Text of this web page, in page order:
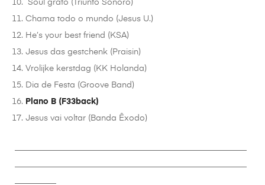
Soul grato (Triunfo Sonoro)
Chama todo o mundo (Jesus U.)
He’s your best friend (KSA)
Jesus das gestchenk (Praisin)
Vrolijke kerstdag (KK Holanda)
Dia de Festa (Groove Band)
Plano B (F33back)
Jesus vai voltar (Banda Êxodo)